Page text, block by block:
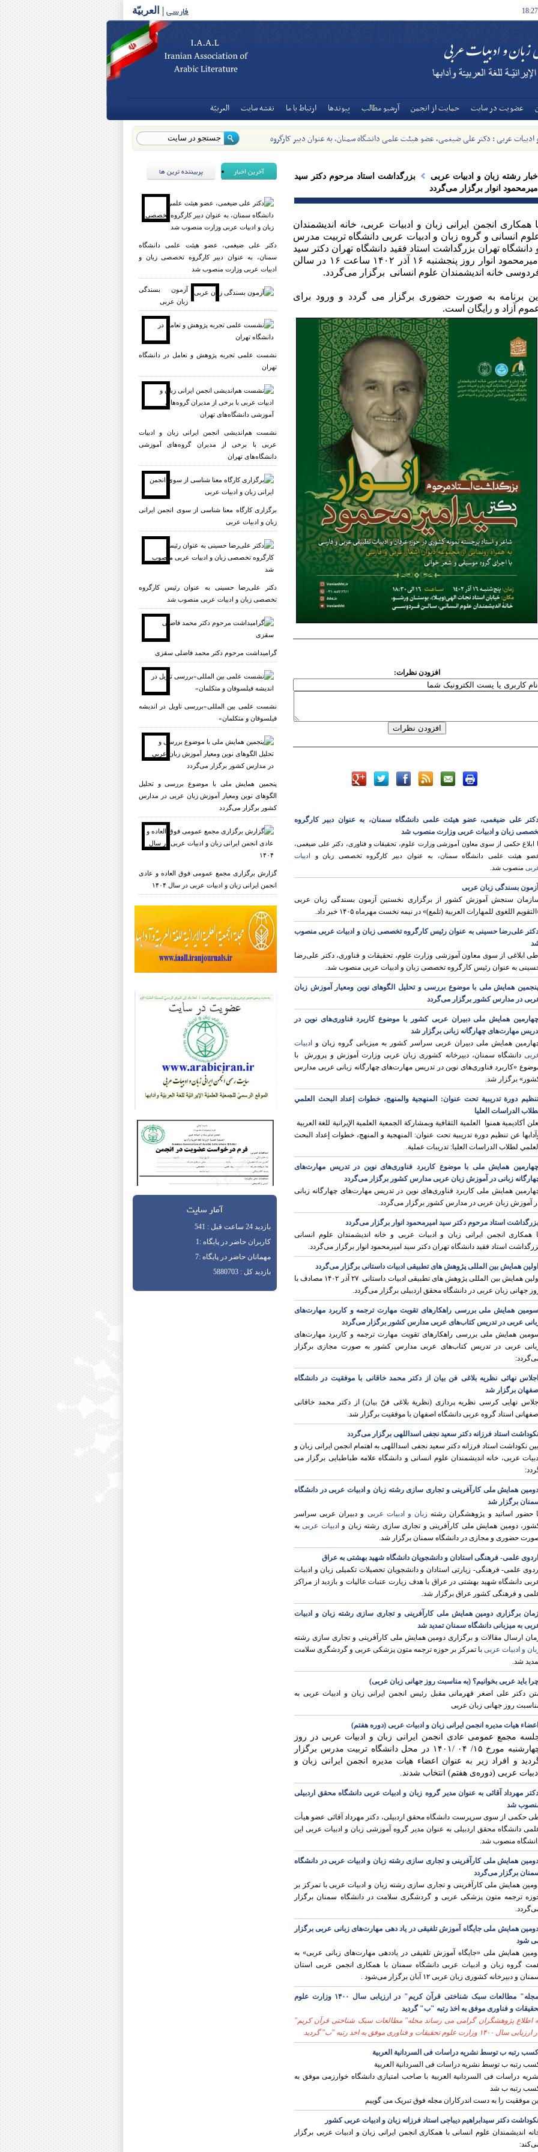
18:27 فارسی | العربیّة
عضويت در سايت حمايت از انجمن آرشيو مطالب پیوندها ارتباط با ما نقشه سايت العربيّة
ادبیات عربی : دکتر علی ضیغمی، عضو هیئت علمی دانشگاه سمنان، به عنوان دبیر کارگروه
عربی وزارت منصوب شد - [1405/5/8]
اخبار رشته زبان و ادبیات عربی
بزرگداشت استاد مرحوم دکتر سید
امیرمحمود انوار برگزار می‌گردد
همکاری انجمن ایرانی زبان و ادبیات عربی، خانه اندیشمندان
انسانی و گروه زبان و ادبیات عربی دانشگاه تربیت مدرس
دانشگاه تهران بزرگداشت استاد فقید دانشگاه تهران دکتر سید
امیرمحمود انوار روز پنجشنبه ۱۶ آذر ۱۴۰۲ ساعت ۱۶ در سالن
خانه اندیشمندان علوم انسانی برگزار می‌گردد.
این برنامه به صورت حضوری برگزار می گردد و ورود برای
آزاد و رایگان است.
افزودن نظرات:
دکتر علی ضیغمی، عضو هیئت علمی دانشگاه سمنان، به عنوان دبیر کارگروه
زبان و ادبیات عربی وزارت منصوب شد
ابلاغ حکمی از سوی معاون آموزشی وزارت علوم، تحقیقات و فناوری، دکتر علی ضیغمی،
هیئت علمی دانشگاه سمنان، به عنوان دبیر کارگروه تخصصی زبان و ادبیات
منصوب شد.
آزمون بسندگی زبان عربی
سنجش آموزش کشور از برگزاری نخستین آزمون بسندگی زبان عربی
اللغوی للمهارات العربیة (تلمع)» در نیمه نخست مهرماه ۱۴۰۵ خبر داد.
دکتر علی‌رضا حسینی به عنوان رئیس کارگروه تخصصی زبان و ادبیات عربی منصوب
طی ابلاغی از سوی معاون آموزشی وزارت علوم، تحقیقات و فناوری، دکتر علی‌رضا
به عنوان رئیس کارگروه تخصصی زبان و ادبیات عربی منصوب شد.
پنجمین همایش ملی با موضوع بررسی و تحلیل الگوهای نوین ومعیار آموزش زبان
در مدارس کشور برگزار می‌گردد
چهارمین همایش ملی دبیران عربی کشور با موضوع کاربرد فناوری‌های نوین در
مهارت‌های چهارگانه زبانی برگزار شد
همایش ملی دبیران عربی سراسر کشور به میزبانی گروه زبان و
ادبیات
دانشگاه سمنان، دبیرخانه کشوری زبان عربی وزارت آموزش و پرورش با
«کاربرد فناوری‌های نوین در تدریس مهارت‌های چهارگانه زبانی عربی مدارس
برگزار شد.
تنظيم دورة تدریبیة تحت عنوان: المنهجیة والمنهج، خطوات إعداد البحث العلمي
الدراسات العليا
أکادیمیة همنوا العلمية الثقافية وبمشاركة الجمعية العلمية الإيرانية للغة العربية
عن تنظيم دورة تدریبیة تحت عنوان: المنهجیة و المنهج، خطوات إعداد البحث
العلمي لطلاب الدراسات العليا: تدريبات عملية.
چهارمین همایش ملی با موضوع کاربرد فناوری‌های نوین در تدریس مهارت‌های
زبانی در آموزش زبان عربی مدارس کشور برگزار می‌گردد
همایش ملی کاربرد فناوری‌های نوین در تدریس مهارت‌های چهارگانه زبانی
آموزش زبان عربی در مدارس کشور برگزار می‌گردد.
بزرگداشت استاد مرحوم دکتر سید امیرمحمود انوار برگزار می‌گردد
همکاری انجمن ایرانی زبان و ادبیات عربی و خانه اندیشمندان علوم انسانی
استاد فقید دانشگاه تهران دکتر سید امیرمحمود انوار برگزار می‌گردد.
اولین همایش بین المللی پژوهش های تطبیقی ادبیات داستانی برگزار می‌گردد
اولین همایش بین المللی پژوهش های تطبیقی ادبیات داستانی ۲۷ آذر ۱۴۰۲ مصادف با
جهانی زبان عربی در دانشگاه محقق اردبیلی برگزار می‌گردد.
سومین همایش ملی بررسی راهکارهای تقویت مهارت ترجمه و کاربرد مهارت‌های
عربی در تدریس کتاب‌های عربی مدارس کشور برگزار می‌گردد
همایش ملی بررسی راهکارهای تقویت مهارت ترجمه و کاربرد مهارت‌های
عربی در تدریس کتاب‌های عربی مدارس کشور به صورت مجازی برگزار
اجلاس نهائی نظریه بلاغی فن بیان از دکتر محمد خاقانی با موفقیت در دانشگاه
اصفهان برگزار شد
اجلاس نهایی کرسی نظریه پردازی (نظریة بلاغی فنّ بیان) از دکتر محمد خاقانی
اصفهانی استاد گروه عربی دانشگاه اصفهان با موفقیت برگزار شد.
نکوداشت استاد فرزانه دکتر سعید نجفی اسداللهی برگزار می‌گردد
آیین نکوداشت استاد فرزانه دکتر سعید نجفی اسداللهی به اهتمام انجمن ایرانی زبان و
ادبیات عربی، خانه اندیشمندان علوم انسانی و دانشگاه علامه طباطبایی برگزار می
دومین همایش ملی کارآفرینی و تجاری سازی رشته زبان و ادبیات عربی در دانشگاه
برگزار شد
حضور اساتید و پژوهشگران رشته زبان و ادبیات عربی و دبیران عربی سراسر
دومین همایش ملی کارآفرینی و تجاری سازی رشته زبان و ادبیات عربیبه
حضوری و مجازی در دانشگاه سمنان برگزار شد.
اردوی علمی- فرهنگی استادان و دانشجویان دانشگاه شهید بهشتی به عراق
اردوی علمی- فرهنگی- زیارتی استادان و دانشجویان تحصیلات تکمیلی زبان و ادبیات
دانشگاه شهید بهشتی در عراق با هدف زیارت عتبات عالیات و بازدید از مراکز
و فرهنگی کشور عراق برگزار شد.
زمان برگزاری دومین همایش ملی کارآفرینی و تجاری سازی رشته زبان و ادبیات
به میزبانی دانشگاه سمنان تمدید شد
ارسال مقالات و برگزاری دومین همایش ملی کارآفرینی و تجاری سازی رشته
و ادبیات عربی با تمرکز بر حوزه ترجمه متون پزشکی عربی و گردشگری سلامت
شد.
چرا باید عربی بخوانیم؟ (به مناسبت روز جهانی زبان عربی)
دکتر علی اصغر قهرمانی مقبل رئیس انجمن ایرانی زبان و ادبیات عربی به
روز جهانی زبان عربی
اعضاء هيات مديره انجمن ایرانی زبان و ادبیات عربی (دوره‌ هفتم)
مجمع عمومی عادی انجمن ایرانی زبان و ادبیات عربی در روز
چهارشنبه مورخ ۱۵/ ۰۴ /۱۴۰۱ در محل دانشگاه تربیت مدرس برگزار
و افراد زیر به عنوان اعضاء هیات مدیره انجمن ایرانی زبان و
ادبیات عربی (دوره‌ی هفتم) انتخاب شدند.
دکتر مهرداد آقائی به عنوان مدیر گروه زبان و ادبیات عربی دانشگاه محقق اردبیلی
شد
حکمی از سوی سرپرست دانشگاه محقق اردبیلی، دکتر مهرداد آقائی عضو هیأت
دانشگاه محقق اردبیلی به عنوان مدیر گروه آموزشی زبان و ادبیات عربی این
منصوب شد.
دومین همایش ملی کارآفرینی و تجاری سازی رشته زبان و ادبیات عربی در دانشگاه
برگزار می‌گردد
همایش ملی کارآفرینی و تجاری سازی رشته زبان و ادبیات عربی با تمرکز بر
ترجمه متون پزشکی عربی و گردشگری سلامت در دانشگاه سمنان برگزار
دومین همایش ملی جایگاه آموزش تلفیقی در یاد دهی مهارت‌های زبانی عربی برگزار
شود
همایش ملی «جایگاه آموزش تلفیقی در یاددهی مهارت‌های زبانی عربی» به
گروه زبان و ادبیات عربی دانشگاه سمنان با همکاری انجمن عربی استان
و دبیرخانه کشوری زبان عربی ۱۲ آبان برگزار می‌شود .
مجله" مطالعات سبک شناختی قرآن کریم" در ارزیابی سال ۱۴۰۰ وزارت علوم
و فناوری موفق به اخذ رتبه "ب" گردید
اطلاع پژوهشگران گرامی می رساند مجله" مطالعات سبک شناختی قرآن کریم"
سال ۱۴۰۰ وزارت علوم تحقیقات و فناوری موفق به اخذ رتبه "ب" گردید
کسب رتبه ب توسط نشریه دراسات فی السردانیة العربیة
رتبه ب توسط نشریه دراسات فی السردانیة العربیة
دراسات فی السردانیة العربیة با صاحب امتیازی دانشگاه خوارزمی موفق به
رتبه ب شد
این موفقیت را به دست اندرکاران مجله فوق تبریک می گوییم
نکوداشت دکتر سیدابراهیم دیباجی استاد فرزانه زبان و ادبیات عربی کشور
اندیشمندان علوم انسانی با همکاری انجمن ایرانی زبان و ادبیات عربی برگزار
آخرین اخبار پربیننده ترین ها
دکتر علی ضیغمی، عضو هیئت علمی دانشگاه
سمنان، به عنوان دبیر کارگروه تخصصی زبان و
ادبیات عربی وزارت منصوب شد
آزمون بسندگی
زبان عربی
نشست علمی تجربه پژوهش و تعامل در دانشگاه
تهران
نشست هم‌اندیشی انجمن ایرانی زبان و ادبیات
عربی با برخی از مدیران گروه‌های آموزشی
دانشگاه‌های تهران
برگزاری کارگاه معنا شناسی از سوی انجمن ایرانی
زبان و ادبیات عربی
دکتر علی‌رضا حسینی به عنوان رئیس کارگروه
تخصصی زبان و ادبیات عربی منصوب شد
گرامیداشت مرحوم دکتر محمد فاضلی سقزی
نشست علمی بين المللى«بررسى تاویل در انديشه
فیلسوفان و متکلمان»
پنجمین همایش ملی با موضوع بررسی و تحلیل
الگوهای نوین ومعیار آموزش زبان عربی در مدارس
کشور برگزار می‌گردد
گزارش برگزاری مجمع عمومی فوق العاده و عادی
انجمن ایرانی زبان و ادبیات عربی در سال ۱۴۰۴
آمار سایت
بازدید 24 ساعت قبل : 541
کاربران حاضر در پایگاه :1
مهمانان حاضر در پایگاه :7
بازدید کل : 5880703